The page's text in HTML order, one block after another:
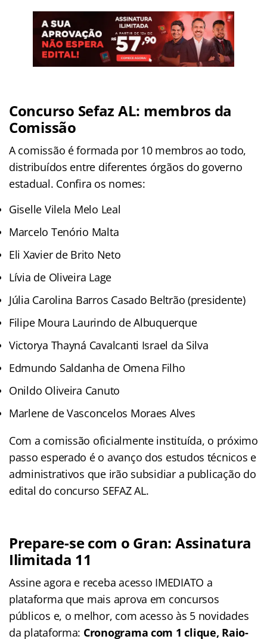
Concurso Sefaz AL: membros da
Comissão
A comissão é formada por 10 membros ao todo,
distribuídos entre diferentes órgãos do governo
estadual. Confira os nomes:
Giselle Vilela Melo Leal
Marcelo Tenório Malta
Eli Xavier de Brito Neto
Lívia de Oliveira Lage
Júlia Carolina Barros Casado Beltrão (presidente)
Filipe Moura Laurindo de Albuquerque
Victorya Thayná Cavalcanti Israel da Silva
Edmundo Saldanha de Omena Filho
Onildo Oliveira Canuto
Marlene de Vasconcelos Moraes Alves
Com a comissão oficialmente instituída, o próximo
passo esperado é o avanço dos estudos técnicos e
administrativos que irão subsidiar a publicação do
edital do concurso SEFAZ AL.
Prepare-se com o Gran: Assinatura
Ilimitada 11
Assine agora e receba acesso IMEDIATO a
plataforma que mais aprova em concursos
públicos e, o melhor, com acesso às 5 novidades
da plataforma: Cronograma com 1 clique, Raio-